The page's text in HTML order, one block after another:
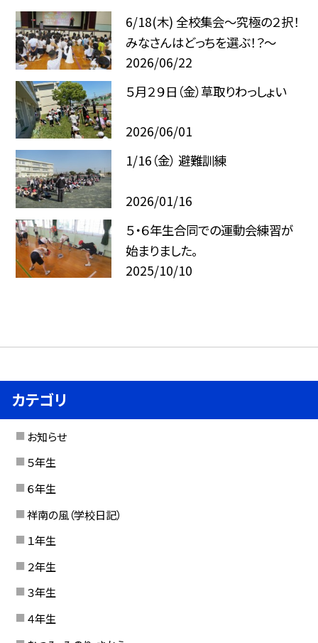
6/18(木) 全校集会～究極の２択！
みなさんはどっちを選ぶ！？～
2026/06/22
５月２９日（金）草取りわっしょい
2026/06/01
1/16（金） 避難訓練
2026/01/16
５・６年生合同での運動会練習が
始まりました。
2025/10/10
カテゴリ
お知らせ
５年生
６年生
祥南の風（学校日記）
１年生
２年生
３年生
４年生